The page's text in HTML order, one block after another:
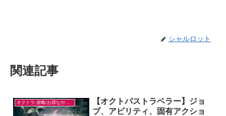
シャルロット
関連記事
オクトラ:攻略/お得なやり方
【オクトパストラベラー】ジョ
ブ、アビリティ、固有アクショ